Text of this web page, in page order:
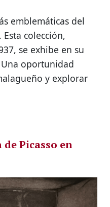
emblemáticas del
Esta colección,
se exhibe en su
oportunidad
y explorar
Picasso en